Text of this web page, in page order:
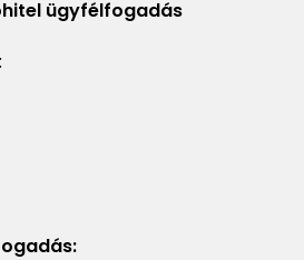
ügyfélfogadás